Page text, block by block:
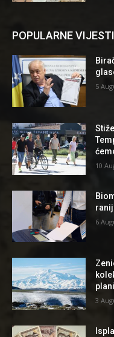
POPULARNE VIJESTI
5
10
6
3